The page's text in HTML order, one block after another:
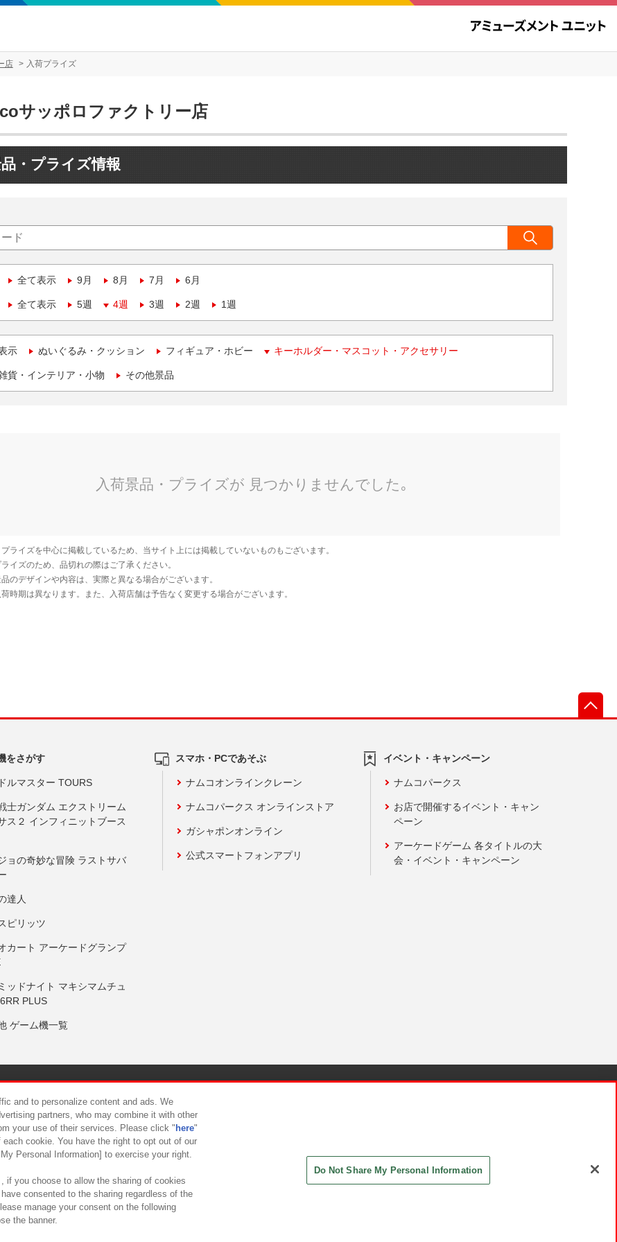
店 入荷プライズ
サッポロファクトリー店
・プライズ情報
全て表示 9月 8月 7月 6月
全て表示 5週 4週 3週 2週 1週
示 ぬいぐるみ・クッション フィギュア・ホビー キーホルダー・マスコット・アクセサリー
貨・インテリア・小物 その他景品
をさがす
ルマスター TOURS
士ガンダム エクストリーム
ス２ インフィニットブース
ョの奇妙な冒険 ラストサバ
達人
ピリッツ
カート アーケードグランプ
ッドナイト マキシマムチュ
PLUS
ゲーム機一覧
スマホ・PCであそぶ
ナムコオンラインクレーン
ナムコパークス オンラインストア
ガシャポンオンライン
公式スマートフォンアプリ
イベント・キャンペーン
ナムコパークス
お店で開催するイベント・キャン
ペーン
アーケードゲーム 各タイトルの大
会・イベント・キャンペーン
について カスタマーハラスメント対応方針
and to personalize content and ads. We
partners, who may combine it with other
your use of their services. Please click " here"
cookie. You have the right to opt out of our
Personal Information] to exercise your right.
if you choose to allow the sharing of cookies
consented to the sharing regardless of the
manage your consent on the following
the banner.
Do Not Share My Personal Information